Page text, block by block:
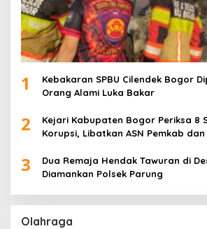
1
Kebakaran SPBU Cilendek Bogor
Orang Alami Luka Bakar
2
Kejari Kabupaten Bogor Periksa 8
Korupsi, Libatkan ASN Pemkab
3
Dua Remaja Hendak Tawuran di
Diamankan Polsek Parung
Olahraga